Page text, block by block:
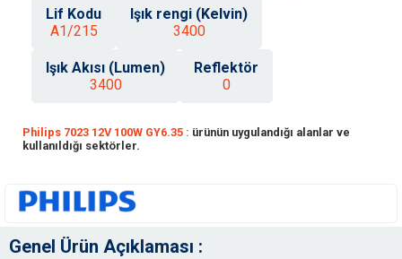
Lif Kodu
A1/215
Işık rengi (Kelvin)
3400
Işık Akısı (Lumen)
3400
Reflektör
0
Philips 7023 12V 100W GY6.35 : ürünün uygulandığı alanlar ve
kullanıldığı sektörler.
Genel Ürün Açıklaması :